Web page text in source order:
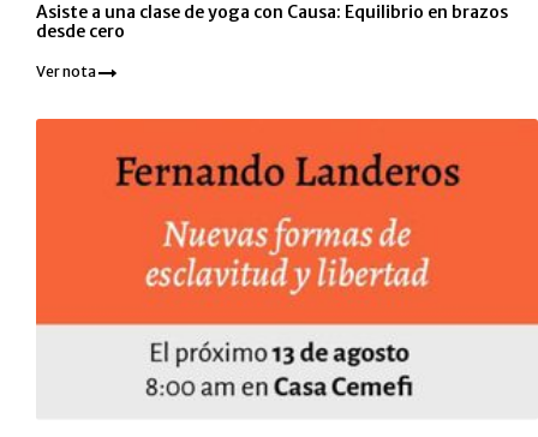
Asiste a una clase de yoga con Causa: Equilibrio en brazos
desde cero
Ver nota